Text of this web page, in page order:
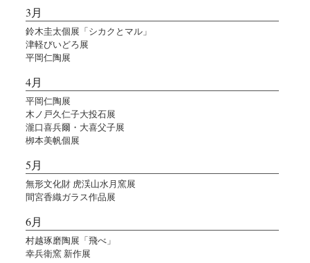
3月
鈴木圭太個展「シカクとマル」
津軽びいどろ展
平岡仁陶展
4月
平岡仁陶展
木ノ戸久仁子大投石展
瀧口喜兵爾・大喜父子展
栁本美帆個展
5月
無形文化財 虎渓山水月窯展
間宮香織ガラス作品展
6月
村越琢磨陶展「飛べ」
幸兵衛窯 新作展